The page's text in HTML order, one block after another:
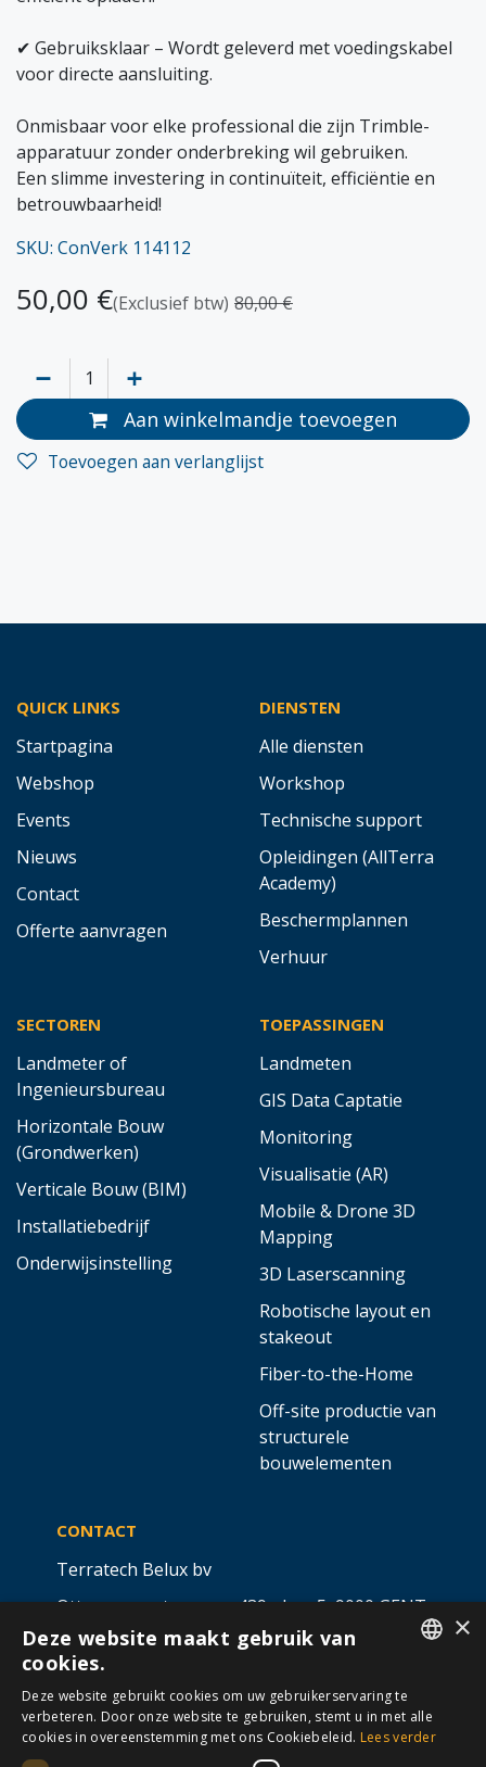
✔ Gebruiksklaar – Wordt geleverd met voedingskabel
voor directe aansluiting.
Onmisbaar voor elke professional die zijn Trimble-
apparatuur zonder onderbreking wil gebruiken.
Een slimme investering in continuïteit, efficiëntie en
betrouwbaarheid!
SKU: ConVerk 114112
50,00 €(Exclusief btw) 80,00€
Aan winkelmandje toevoegen
Toevoegen aan verlanglijst
QUICK LINKS
Startpagina
Webshop
Events
Nieuws
Contact
Offerte aanvragen
DIENSTEN
Alle diensten
Workshop
Technische support
Opleidingen (AllTerra
Academy)
Beschermplannen
Verhuur
SECTOREN
Landmeter of
Ingenieursbureau
Horizontale Bouw
(Grondwerken)
Verticale Bouw (BIM)
Installatiebedrijf
Onderwijsinstelling
TOEPASSINGEN
Landmeten
GIS Data Captatie
Monitoring
Visualisatie (AR)
Mobile & Drone 3D
Mapping
3D Laserscanning
Robotische layout en
stakeout
Fiber-to-the-Home
Off-site productie van
structurele
bouwelementen
CONTACT
Terratech Belux bv
Ottergemsesteenweg 439 - bus 5,9000 GENT
info@allterra-belux.com+32 9 430 25 30
BE1009.467.122
FRENCH
×
Deze website maakt gebruik van
cookies.
Deze website gebruikt cookies om uw gebruikerservaring te
verbeteren. Door onze website te gebruiken, stemt u in met alle
cookies in overeenstemming met ons Cookiebeleid. Lees verder